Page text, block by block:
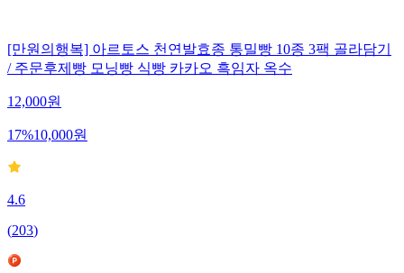
[만원의행복] 아르토스 천연발효종 통밀빵 10종 3팩 골라담기
/ 주문후제빵 모닝빵 식빵 카카오 흑임자 옥수
12,000원
17%10,000원
4.6
(203)